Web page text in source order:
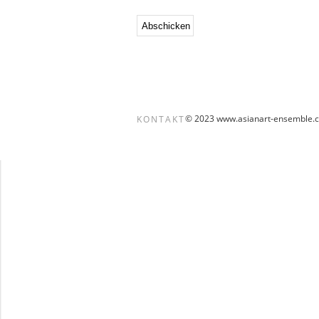
© 2023 www.asianart-
KONTAKT